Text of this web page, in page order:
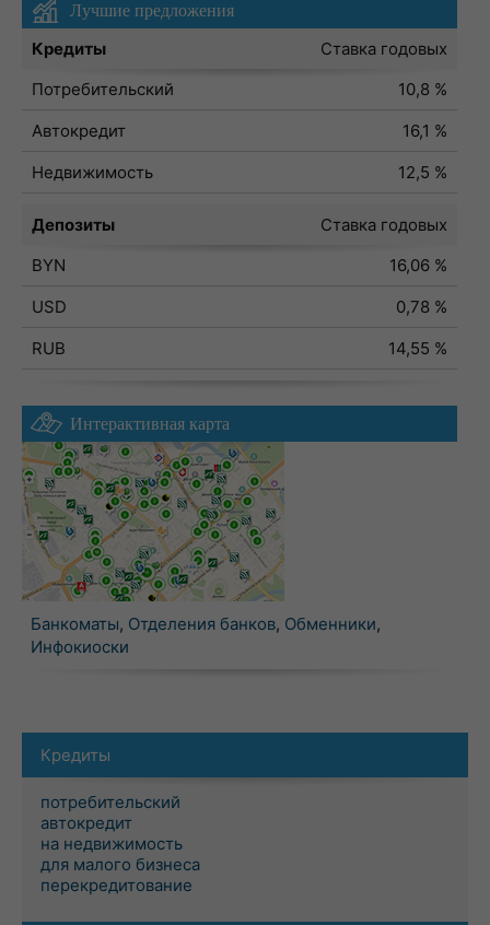
Лучшие предложения
Кредиты
Ставка годовых
Потребительский
10,8 %
Автокредит
16,1 %
Недвижимость
12,5 %
Депозиты
Ставка годовых
BYN
16,06 %
USD
0,78 %
RUB
14,55 %
Интерактивная карта
Банкоматы, Отделения банков, Обменники,
Инфокиоски
Кредиты
потребительский
автокредит
на недвижимость
для малого бизнеса
перекредитование